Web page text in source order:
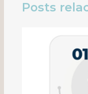
Posts